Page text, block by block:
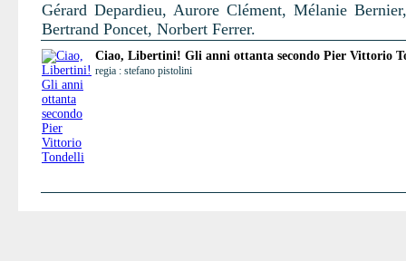
Gérard Depardieu, Aurore Clément, Mélanie
Bertrand Poncet, Norbert Ferrer.
Ciao, Libertini! Gli anni ottanta secondo Pier Vittorio
regia : stefano pistolini